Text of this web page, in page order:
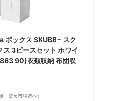
ボックス SKUBB - スク
ス 3ピースセット ホワイ
衣類収納 布団収
| 楽天市場調べ）